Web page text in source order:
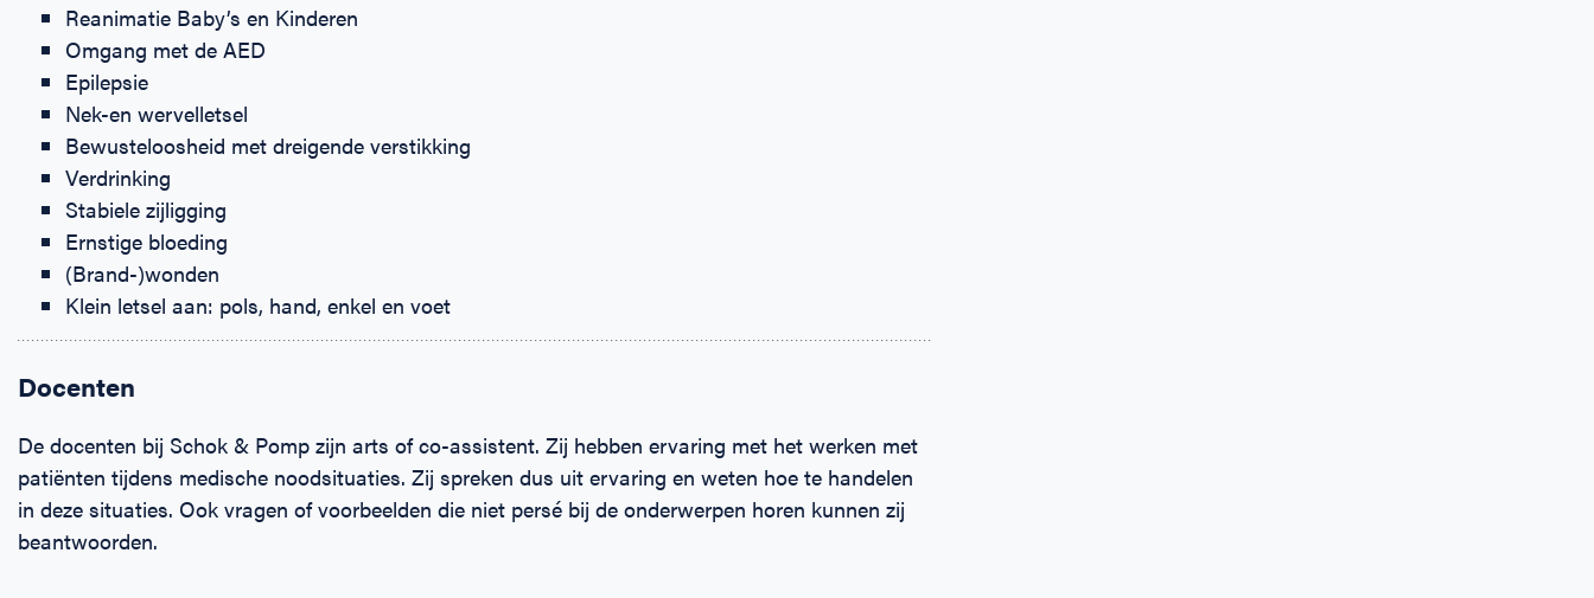
Reanimatie Baby’s en Kinderen
Omgang met de AED
Epilepsie
Nek-en wervelletsel
Bewusteloosheid met dreigende verstikking
Verdrinking
Stabiele zijligging
Ernstige bloeding
(Brand-)wonden
Klein letsel aan: pols, hand, enkel en voet
Docenten
De docenten bij Schok & Pomp zijn arts of co-assistent. Zij hebben ervaring met het werken met
patiënten tijdens medische noodsituaties. Zij spreken dus uit ervaring en weten hoe te handelen
in deze situaties. Ook vragen of voorbeelden die niet persé bij de onderwerpen horen kunnen zij
beantwoorden.